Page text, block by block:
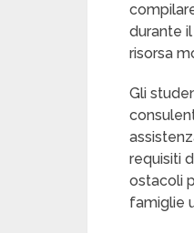
durante
risorsa
Gli
requisiti
ostacoli
famiglie